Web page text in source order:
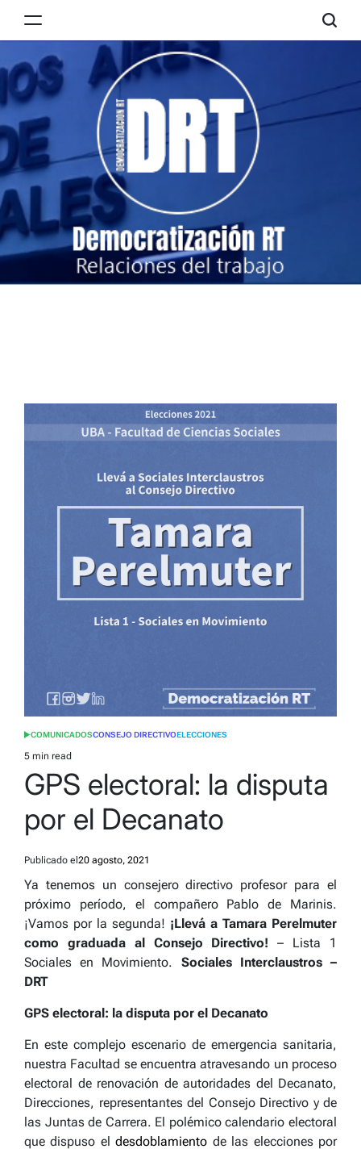
RT
POSTED
IN
COMUNICADOSCONSEJO DIRECTIVOELECCIONES
Estimated
read
time
5 min read
GPS electoral: la disputa
por el Decanato
Publicado el 20 agosto, 2021
Ya tenemos un consejero directivo profesor para el
próximo período, el compañero Pablo de Marinis.
¡Vamos por la segunda! ¡Llevá a Tamara Perelmuter
como graduada al Consejo Directivo! – Lista 1
Sociales en Movimiento. Sociales Interclaustros –
DRT
GPS electoral: la disputa por el Decanato
En este complejo escenario de emergencia sanitaria,
nuestra Facultad se encuentra atravesando un proceso
electoral de renovación de autoridades del Decanato,
Direcciones, representantes del Consejo Directivo y de
las Juntas de Carrera. El polémico calendario electoral
que dispuso eldesdoblamiento de las elecciones por